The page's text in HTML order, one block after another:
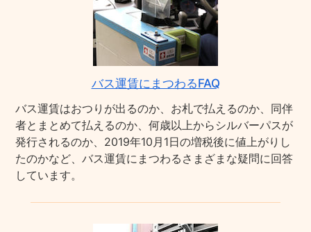
バス運賃にまつわるFAQ
バス運賃はおつりが出るのか、お札で払えるのか、同伴
者とまとめて払えるのか、何歳以上からシルバーパスが
発行されるのか、2019年10月1日の増税後に値上がりし
たのかなど、バス運賃にまつわるさまざまな疑問に回答
しています。